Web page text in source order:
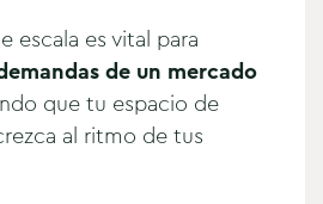
escala es vital para
de un mercado
que tu espacio de
al ritmo de tus